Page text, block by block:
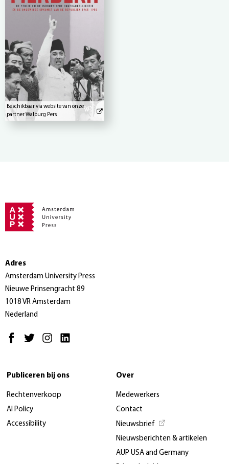
Beschikbaar via website van onze
partner Walburg Pers
Adres
Amsterdam University Press
Nieuwe Prinsengracht 89
1018 VR Amsterdam
Nederland
Publiceren bij ons
Rechtenverkoop
AI Policy
Accessibility
Over
Medewerkers
Contact
Nieuwsbrief
Nieuwsberichten & artikelen
AUP USA and Germany